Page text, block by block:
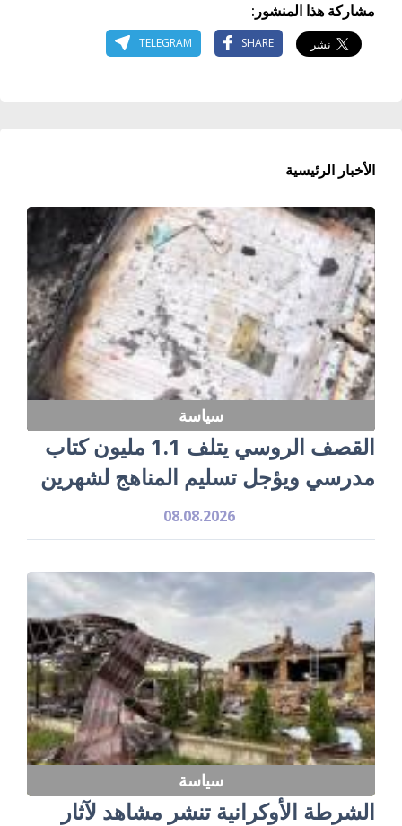
مشاركة هذا المنشور:
SHARE
TELEGRAM
الأخبار الرئيسية
سياسة
القصف الروسي يتلف 1.1 مليون كتاب
مدرسي ويؤجل تسليم المناهج لشهرين
08.08.2026
سياسة
الشرطة الأوكرانية تنشر مشاهد لآثار